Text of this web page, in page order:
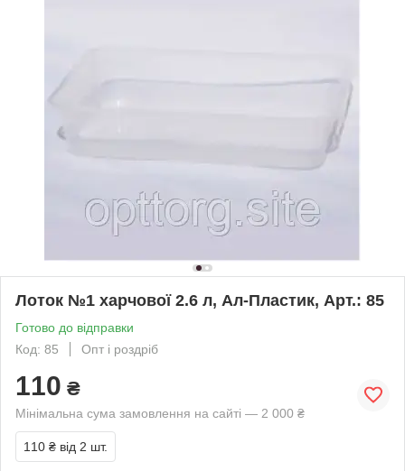
Лоток №1 харчової 2.6 л, Ал-Пластик, Арт.: 85
Готово до відправки
Код: 85
Опт і роздріб
110 ₴
Мінімальна сума замовлення на сайті — 2 000 ₴
110 ₴ від 2 шт.